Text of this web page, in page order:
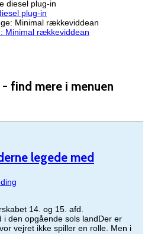
plug-in
Minimal rækkeviddean
find mere i menuen
legede med
14. og 15. afd.
i den opgående sols landDer er
vejret ikke spiller en rolle. Men i